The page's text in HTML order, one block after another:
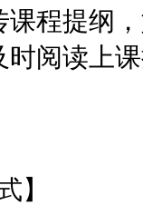
程提纲
阅读上
】